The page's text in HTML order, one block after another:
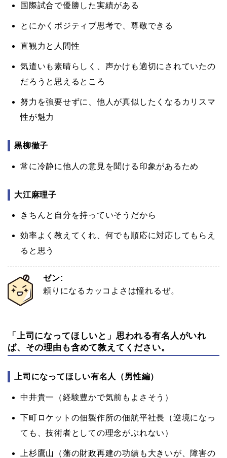
国際試合で優勝した実績がある
とにかくポジティブ思考で、尊敬できる
直観力と人間性
気遣いも素晴らしく、声かけも適切にされていたの
だろうと思えるところ
努力を強要せずに、他人が真似したくなるカリスマ
性が魅力
黒柳徹子
常に冷静に他人の意見を聞ける印象があるため
大江麻理子
きちんと自分を持っていそうだから
効率よく教えてくれ、何でも順応に対応してもらえ
ると思う
ゼン:
頼りになるカッコよさは憧れるぜ。
「上司になってほしいと」思われる有名人がいれ
ば、その理由も含めて教えてください。
上司になってほしい有名人（男性編）
中井貴一（経験豊かで気前もよさそう）
下町ロケットの佃製作所の佃航平社長（逆境になっ
ても、技術者としての理念がぶれない）
上杉鷹山（藩の財政再建の功績も大きいが、障害の